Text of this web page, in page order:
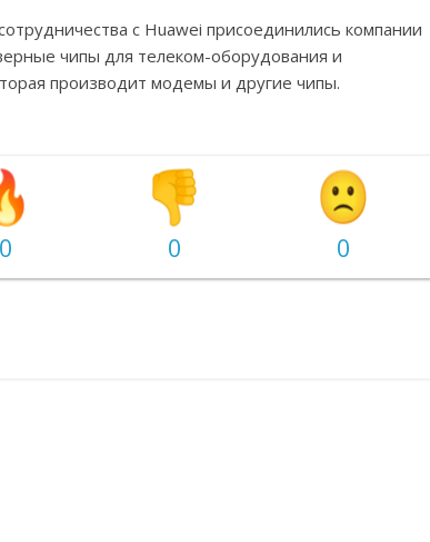
с Huawei присоединились компании
чипы для телеком-оборудования и
производит модемы и другие чипы.
0 0 0